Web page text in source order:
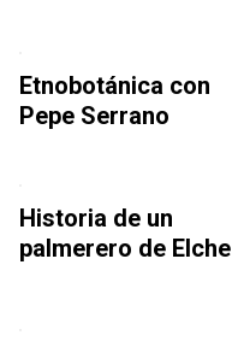
Etnobotánica con
Pepe Serrano
Historia de un
palmerero de Elche